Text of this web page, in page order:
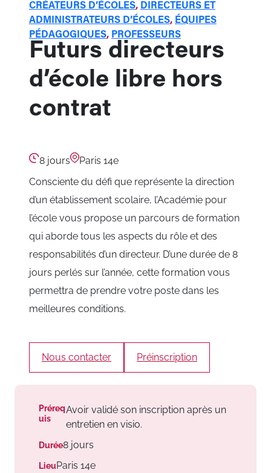
CRÉATEURS D’ÉCOLES, DIRECTEURS ET
ADMINISTRATEURS D’ÉCOLES, ÉQUIPES
PÉDAGOGIQUES, PROFESSEURS
Futurs directeurs
d’école libre hors
contrat
8 jours
Paris 14e
Consciente du défi que représente la direction
d’un établissement scolaire, l’Académie pour
l’école vous propose un parcours de formation
qui aborde tous les aspects du rôle et des
responsabilités d’un directeur. D’une durée de 8
jours perlés sur l’année, cette formation vous
permettra de prendre votre poste dans les
meilleures conditions.
Nous contacter Préinscription
Préreq
uis
Avoir validé son inscription après un
entretien en visio.
Durée8 jours
LieuParis 14e